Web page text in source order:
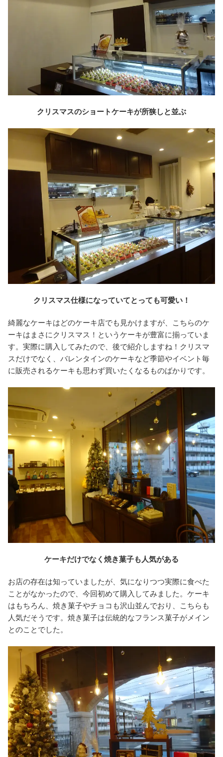
クリスマスのショートケーキが所狭しと並ぶ
クリスマス仕様になっていてとっても可愛い！
綺麗なケーキはどのケーキ店でも見かけますが、こちらのケ
ーキはまさにクリスマス！というケーキが豊富に揃っていま
す。実際に購入してみたので、後で紹介しますね！クリスマ
スだけでなく、バレンタインのケーキなど季節やイベント毎
に販売されるケーキも思わず買いたくなるものばかりです。
ケーキだけでなく焼き菓子も人気がある
お店の存在は知っていましたが、気になりつつ実際に食べた
ことがなかったので、今回初めて購入してみました。ケーキ
はもちろん、焼き菓子やチョコも沢山並んでおり、こちらも
人気だそうです。焼き菓子は伝統的なフランス菓子がメイン
とのことでした。